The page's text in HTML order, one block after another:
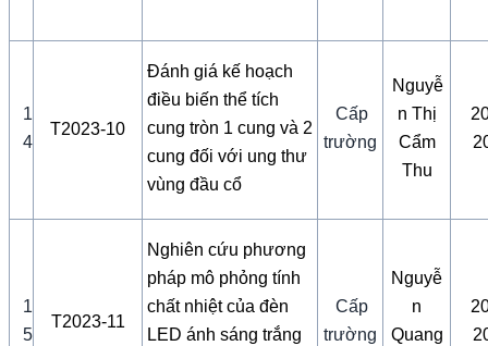
1
4
T2023-10
Đánh giá kế hoạch
điều biến thể tích
cung tròn 1 cung và 2
cung đối với ung thư
vùng đầu cổ
Cấp
trường
Nguyễ
n Thị
Cẩm
Thu
1
5
T2023-11
Nghiên cứu phương
pháp mô phỏng tính
chất nhiệt của đèn
LED ánh sáng trắng
Cấp
trường
Nguyễ
n
Quang